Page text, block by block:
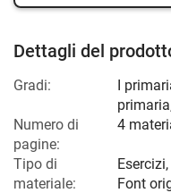
Dettagli del
Gradi: I
primaria
Numero di
pagine:
4
Tipo di
materiale:
Font